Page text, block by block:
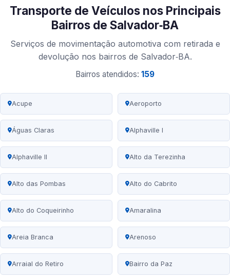
Transporte de Veículos nos Principais
Bairros de Salvador‑BA
Serviços de movimentação automotiva com retirada e
devolução nos bairros de Salvador‑BA.
Bairros atendidos: 159
Acupe Aeroporto
Águas Claras Alphaville I
Alphaville II Alto da Terezinha
Alto das Pombas Alto do Cabrito
Alto do Coqueirinho Amaralina
Areia Branca Arenoso
Arraial do Retiro Bairro da Paz